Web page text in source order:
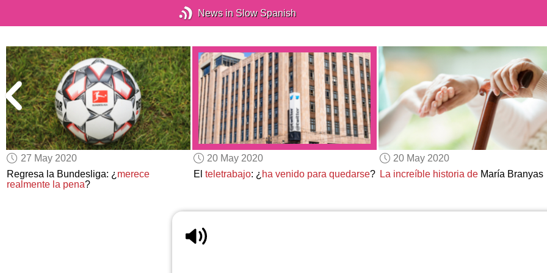
News in Slow Spanish
27 May 2020
Regresa la Bundesliga: ¿merece
realmente la pena?
20 May 2020
El teletrabajo: ¿ha venido para quedarse?
20 May 2020
La increíble historia deMaría Branyas